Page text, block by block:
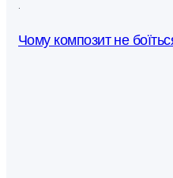
·
Чому композит не